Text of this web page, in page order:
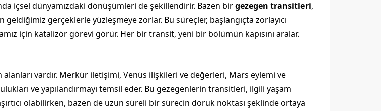
içsel dünyamızdaki dönüşümleri de şekillendirir. Bazen birgezegen transitleri,
geldiğimiz gerçeklerle yüzleşmeye zorlar. Bu süreçler, başlangıçta zorlayıcı
için katalizör görevi görür. Her bir transit, yeni bir bölümün kapısını aralar.
vardır. Merkür iletişimi, Venüs ilişkileri ve değerleri, Mars eylemi ve
ve yapılandırmayı temsil eder. Bu gezegenlerin transitleri, ilgili yaşam
olabilirken, bazen de uzun süreli bir sürecin doruk noktası şeklinde ortaya